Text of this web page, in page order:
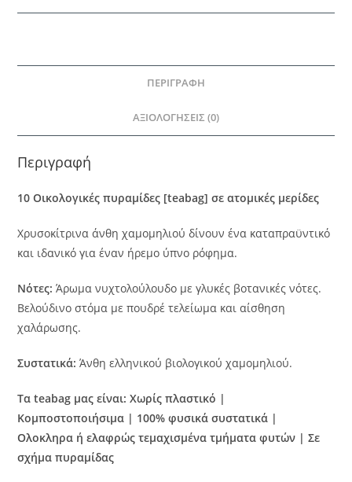
ΠΕΡΙΓΡΑΦΉ
ΑΞΙΟΛΟΓΉΣΕΙΣ (0)
Περιγραφή
10 Oικολογικές πυραμίδες [teabag] σε ατομικές μερίδες
Χρυσοκίτρινα άνθη χαμομηλιού δίνουν ένα καταπραϋντικό
και ιδανικό για έναν ήρεμο ύπνο ρόφημα.
Νότες: Άρωμα νυχτολούλουδο με γλυκές βοτανικές νότες.
Βελούδινο στόμα με πουδρέ τελείωμα και αίσθηση
χαλάρωσης.
Συστατικά: Άνθη ελληνικού βιολογικού χαμομηλιού.
Τα teabag μας είναι: Χωρίς πλαστικό |
Κομποστοποιήσιμα | 100% φυσικά συστατικά |
Ολοκληρα ή ελαφρώς τεμαχισμένα τμήματα φυτών | Σε
σχήμα πυραμίδας